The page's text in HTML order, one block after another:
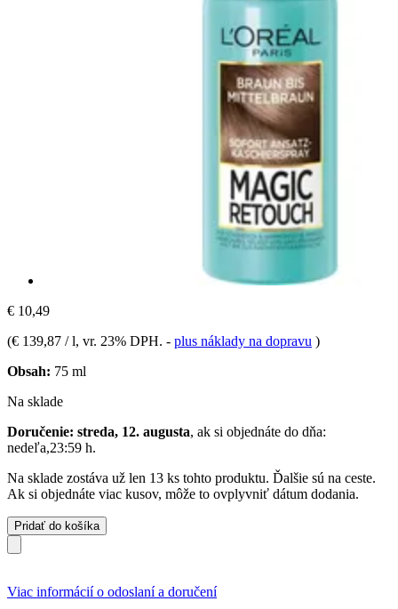
€ 10,49
(€ 139,87 / l, vr. 23% DPH. - plus náklady na dopravu )
Obsah: 75 ml
Na sklade
Doručenie: streda, 12. augusta, ak si objednáte do dňa:
nedeľa,23:59 h.
Na sklade zostáva už len 13 ks tohto produktu. Ďalšie sú na ceste.
Ak si objednáte viac kusov, môže to ovplyvniť dátum dodania.
Pridať do košíka
Viac informácií o odoslaní a doručení